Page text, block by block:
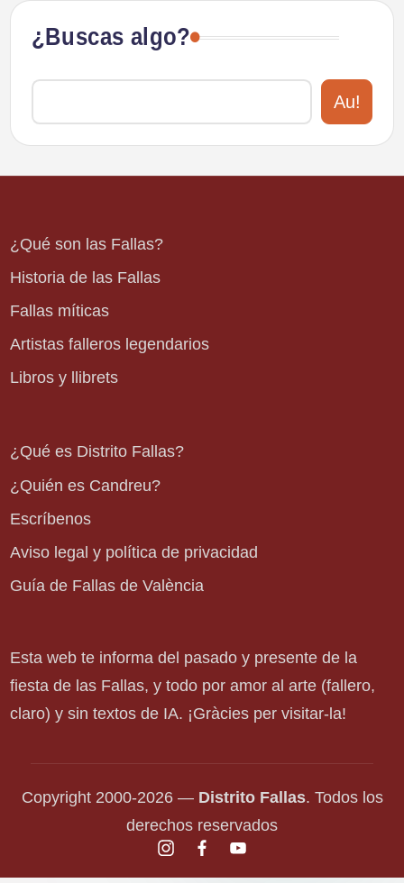
¿Buscas algo?
Au!
¿Qué son las Fallas?
Historia de las Fallas
Fallas míticas
Artistas falleros legendarios
Libros y llibrets
¿Qué es Distrito Fallas?
¿Quién es Candreu?
Escríbenos
Aviso legal y política de privacidad
Guía de Fallas de València
Esta web te informa del pasado y presente de la
fiesta de las Fallas, y todo por amor al arte (fallero,
claro) y sin textos de IA. ¡Gràcies per visitar-la!
Copyright 2000-2026 — Distrito Fallas. Todos los
derechos reservados
instagram.com
facebook.com
youtube.com